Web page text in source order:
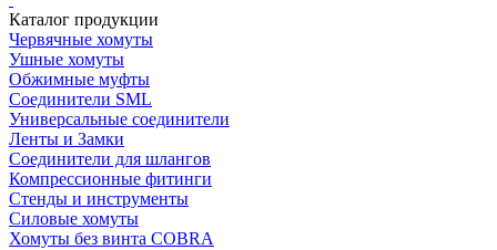
Каталог продукции
Червячные хомуты
Ушные хомуты
Обжимные муфты
Соединители SML
Универсальные соединители
Ленты и Замки
Соединители для шлангов
Компрессионные фитинги
Стенды и инструменты
Силовые хомуты
Хомуты без винта COBRA